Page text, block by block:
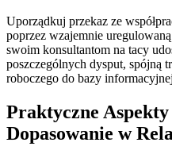
Uporządkuj przekaz ze
poprzez wzajemnie
swoim konsultantom na tacy
poszczególnych dysput, spójną
roboczego do bazy
Praktyczne
Dopasowanie w